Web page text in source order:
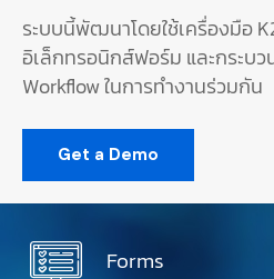
ระบบนี้พัฒนาโดยใช้เครื่องมือ
อิเล็กทรอนิกส์ฟอร์ม และกระบว
Workflow ในการทำงานร่วมกัน
Get a Demo
Forms